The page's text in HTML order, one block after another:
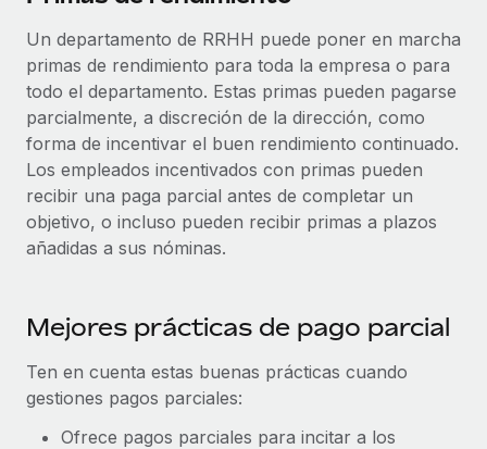
Un departamento de RRHH puede poner en marcha
primas de rendimiento para toda la empresa o para
todo el departamento. Estas primas pueden pagarse
parcialmente, a discreción de la dirección, como
forma de incentivar el buen rendimiento continuado.
Los empleados incentivados con primas pueden
recibir una paga parcial antes de completar un
objetivo, o incluso pueden recibir primas a plazos
añadidas a sus nóminas.
Mejores prácticas de pago parcial
Ten en cuenta estas buenas prácticas cuando
gestiones pagos parciales:
Ofrece pagos parciales para incitar a los